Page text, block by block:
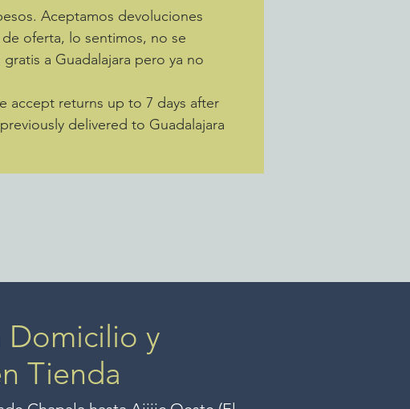
Aceptamos devoluciones
oferta, lo sentimos, no se
a Guadalajara pero ya no
accept returns up to 7 days after
delivered to Guadalajara
Domicilio y
Tienda